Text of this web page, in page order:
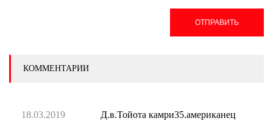
ОТПРАВИТЬ
КОММЕНТАРИИ
18.03.2019
Д.в.Тойота камри35.американец